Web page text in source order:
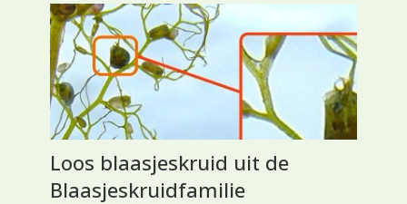
Loos blaasjeskruid uit de
Blaasjeskruidfamilie